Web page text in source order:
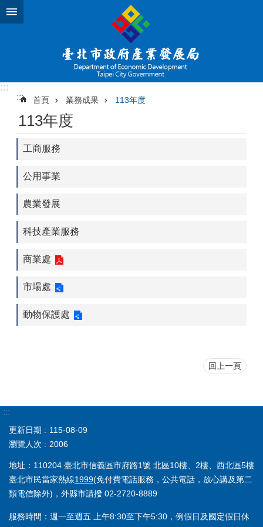
跳到主要內容區塊
:::
:::
首頁 業務成果 113年度
113年度
工商服務
公用事業
農業發展
科技產業服務
商業處
市場處
動物保護處
回上一頁
:::
更新日期
115-08-09
瀏覽人次
2006
地址：110204 臺北市信義區市府路1號 北區10樓、2樓、西北區5樓
臺北市民當家熱線1999(免付費電話服務，公共電話，放心講及第二
類電信除外)，外縣市請撥 02-2720-8889
服務時間：週一至週五 上午8:30至下午5:30，例假日及國定假日休